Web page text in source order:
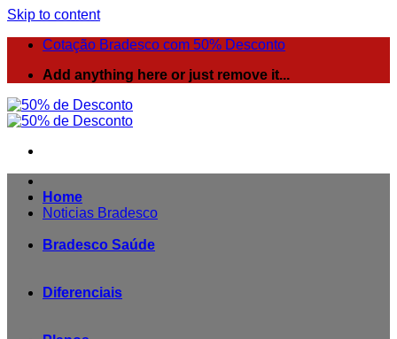
Skip to content
Cotação Bradesco com 50% Desconto
Add anything here or just remove it...
Noticias Bradesco
Home
Bradesco Saúde
Diferenciais